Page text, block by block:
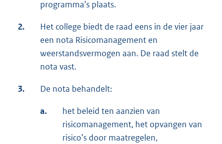
programma’s plaats.
2.
Het college biedt de raad eens in de vier jaar
een nota Risicomanagement en
weerstandsvermogen aan. De raad stelt de
nota vast.
3. De nota behandelt:
a.
het beleid ten aanzien van
risicomanagement, het opvangen van
risico’s door maatregelen,